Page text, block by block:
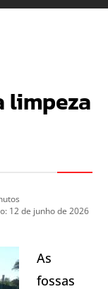
limpeza
12 de junho de 2026
As
fossas